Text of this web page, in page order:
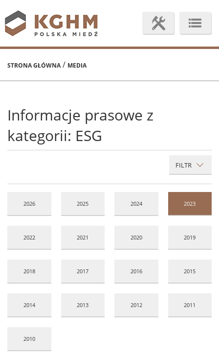
STRONA GŁÓWNA/ MEDIA
Informacje prasowe z
kategorii: ESG
FILTR
2026 2025 2024 2023
2022 2021 2020 2019
2018 2017 2016 2015
2014 2013 2012 2011
2010